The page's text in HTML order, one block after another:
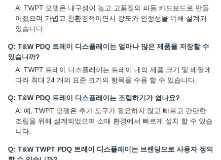
A: TWPT 모델은 내구성이 높고 고품질의 파동 카드보드로 만들
어졌으며 가볍고 친환경적이면서 강도와 안정성을 위해 설계되
었습니다.
Q: T&W PDQ 트레이 디스플레이는 얼마나 많은 제품을 저장할 수
있습니까?
A: TWPT 트레이 디스플레이는 트레이 내의 제품 크기 및 배열에
따라 최대 24 개의 표준 크기의 항목을 수용 할 수 있습니다.
Q: T&W PDQ 트레이 디스플레이는 조립하기가 쉽나요?
A: 예, TWPT 모델은 추가 도구가 필요하지 않고 빠르고 간단한
조립을 위해 설계되었으며 소매 환경에서 빠르게 설치 할 수 있습
니다.
Q: T&W TWPT PDQ 트레이 디스플레이는 브랜딩으로 사용자 정의